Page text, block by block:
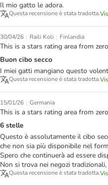
Il mio gatto le adora.
Questa recensione è stata tradotta.
30/04/26 | Raili Koli | Finlandia
This is a stars rating area from
Buon cibo secco
I miei gatti mangiano questo
Questa recensione è stata tradotta.
15/01/26 | Germania
This is a stars rating area from
6 stelle
Questo è assolutamente il cibo
che non sia più disponibile nel
Spero che continuerà ad essere
Non si trova nei negozi
Questa recensione è stata tradotta.